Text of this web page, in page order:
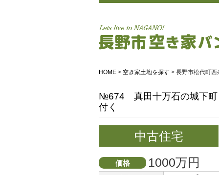
HOME > 空き家土地を探す > 長野市松代町西
№674 真田十万石の城下町
付く
中古住宅
価格 1000万円